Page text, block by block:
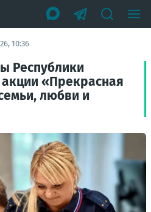
10:36
Республики
«Прекрасная
любви и